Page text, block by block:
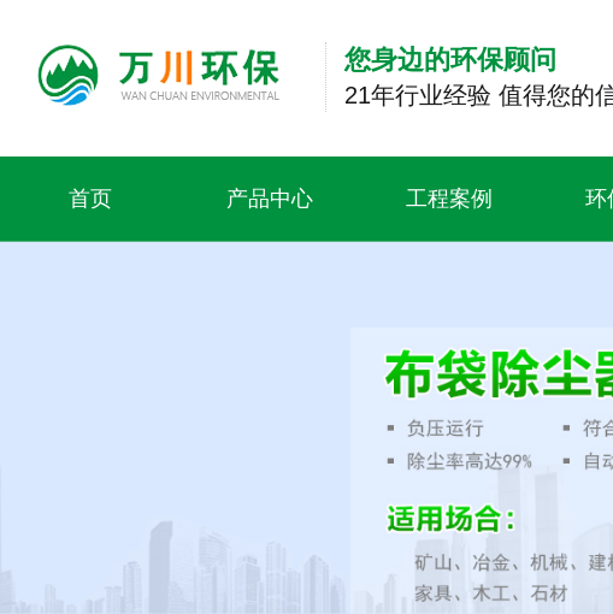
您身边的环保顾问
21年行业经验 值得您的
首页 产品中心 工程案例 环